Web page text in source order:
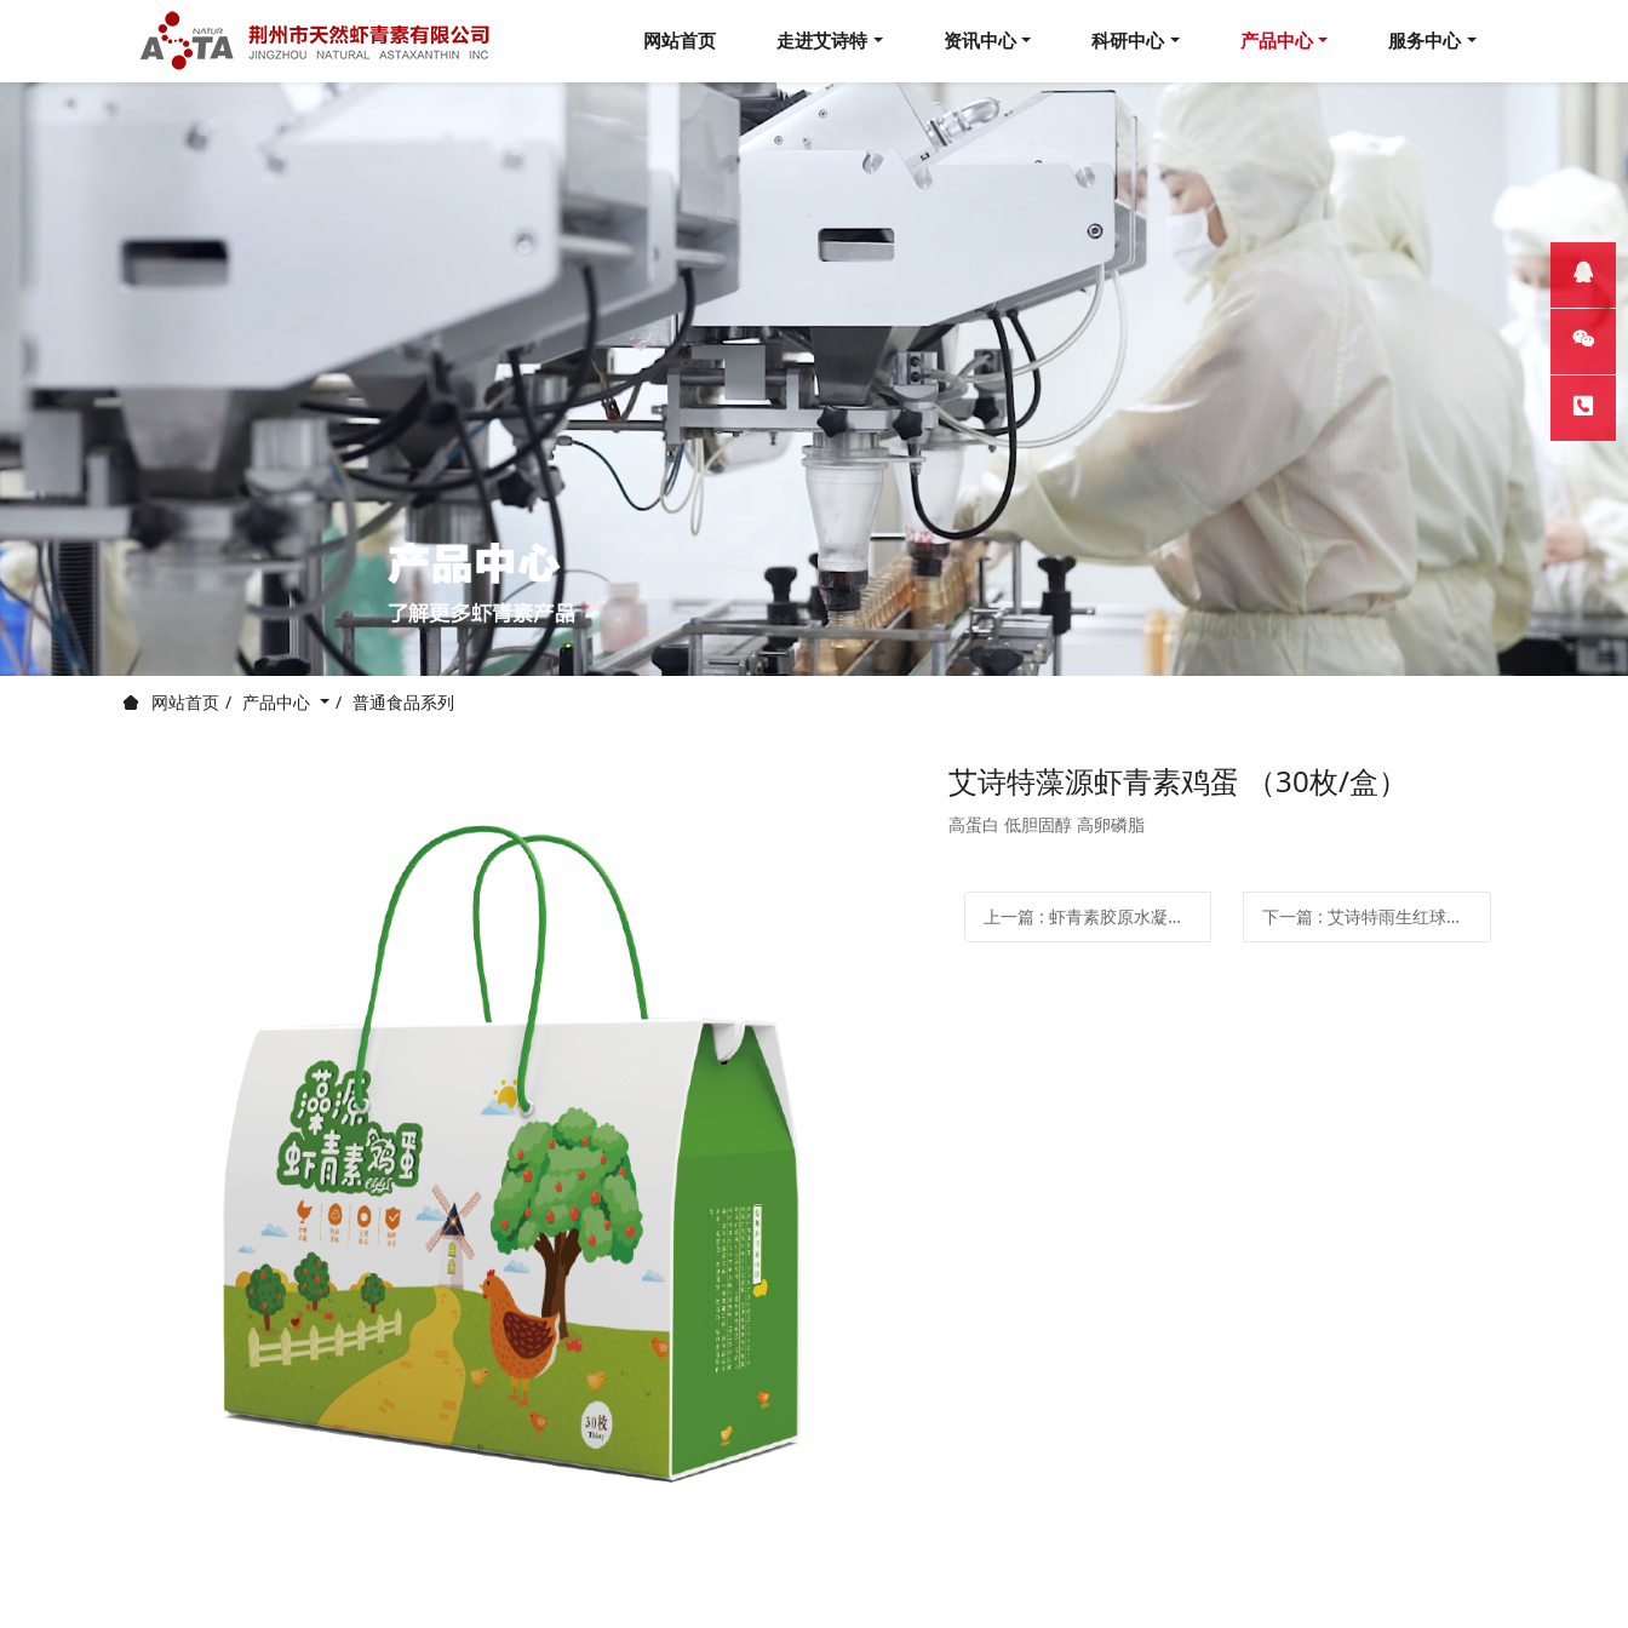
网站首页 走进艾诗特 资讯中心 科研中心 产品中心 服务中心
网站首页 产品中心 普通食品系列
艾诗特藻源虾青素鸡蛋 （30枚/盒）
高蛋白 低胆固醇 高卵磷脂
上一篇 : 虾青素胶原水凝保湿面膜 （5片/盒） 下一篇 : 艾诗特雨生红球藻软胶囊 （60粒/瓶X3瓶/盒）
QQ客服
微信